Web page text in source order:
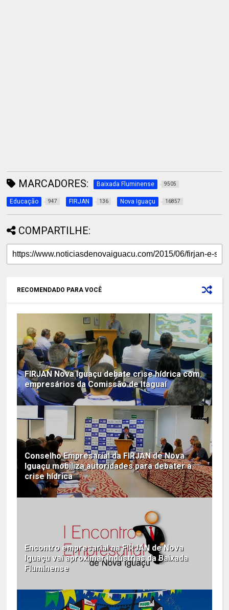
MARCADORES: Baixada Fluminense 9505
Educação 947 FIRJAN 136 Nova Iguaçu 16857
COMPARTILHE:
RECOMENDADO PARA VOCÊ
FIRJAN Nova Iguaçu debate crise hídrica com
empresários da Comissão de Itaguaí
Conselho Empresarial da FIRJAN de Nova
Iguaçu mobiliza autoridades para debater a
crise hídrica
Encontro empresarial na FIRJAN de Nova
Iguaçu vai aproximar indústrias da Baixada
Fluminense